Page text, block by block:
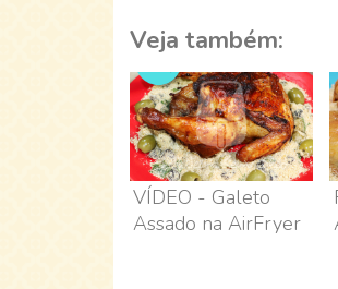
Veja também:
VÍDEO - Galeto
Assado na AirFryer